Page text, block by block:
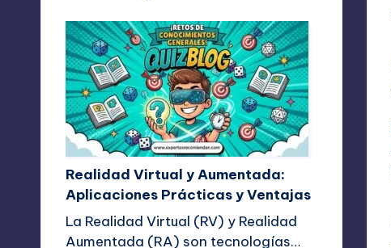
Realidad Virtual y Aumentada:
Aplicaciones Prácticas y Ventajas
La Realidad Virtual (RV) y Realidad
Aumentada (RA) son tecnologías…